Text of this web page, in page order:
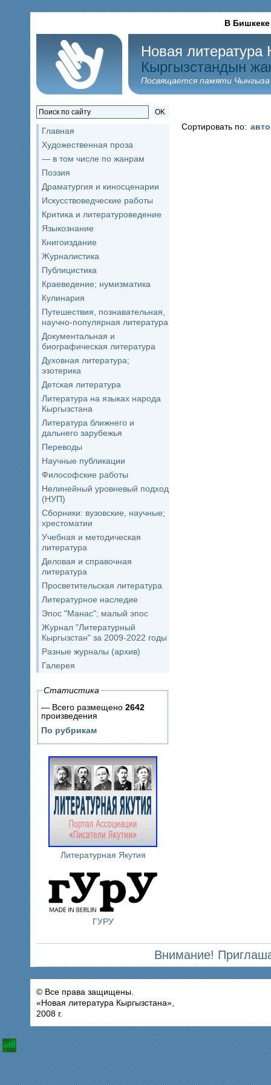
В Бишкеке
Новая литература
Кыргызстандын
Посвящается памяти
OK
Главная
Художественная проза
— в том числе по жанрам
Поэзия
Драматургия и киносценарии
Искусствоведческие работы
Критика и литературоведение
Языкознание
Книгоиздание
Журналистика
Публицистика
Краеведение; нумизматика
Кулинария
Путешествия, познавательная,
научно-популярная литература
Документальная и
биографическая литература
Духовная литература;
эзотерика
Детская литература
Литература на языках народа
Кыргызстана
Литература ближнего и
дальнего зарубежья
Переводы
Научные публикации
Философские работы
Нелинейный уровневый подход
(НУП)
Сборники: вузовские, научные;
хрестоматии
Учебная и методическая
литература
Деловая и справочная
литература
Просветительская литература
Литературное наследие
Эпос "Манас"; малый эпос
Журнал "Литературный
Кыргызстан" за 2009-2022 годы
Разные журналы (архив)
Галерея
Статистика
— Всего размещено 2642
произведения
По рубрикам
Литературная Якутия
ГУРУ
Сортировать по:
Внимание!
© Все права защищены.
«Новая литература Кыргызстана»,
2008 г.